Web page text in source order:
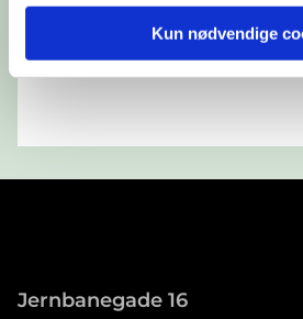
Kun nødvendige
Jernbanegade 16